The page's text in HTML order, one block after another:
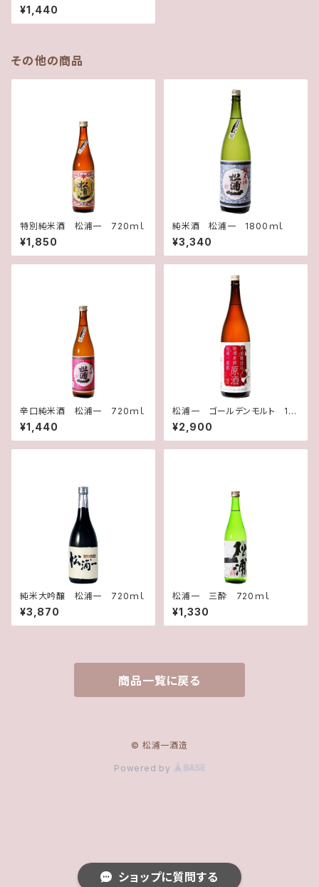
ショップに質問する
¥1,440
その他の商品
特別純米酒 松浦一 720ｍｌ
¥1,850
純米酒 松浦一 1800ｍｌ
¥3,340
辛口純米酒 松浦一 720ｍｌ
¥1,440
松浦一 ゴールデンモルト 18
00ｍｌ
¥2,900
純米大吟醸 松浦一 720ｍｌ
¥3,870
松浦一 三酔 720ｍｌ
¥1,330
商品一覧に戻る
© 松浦一酒造
Powered by